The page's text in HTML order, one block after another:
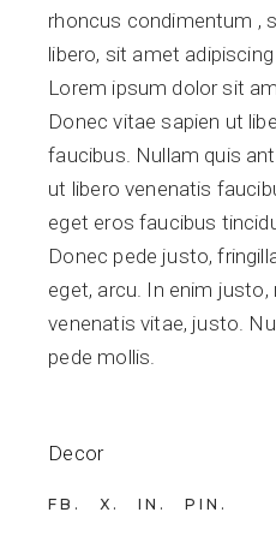
rhoncus condimentum ,
libero, sit amet
Lorem ipsum dolor sit
Donec vitae sapien ut
faucibus. Nullam quis
ut libero venenatis
eget eros faucibus
Donec pede justo,
eget, arcu. In enim
venenatis vitae, justo.
pede mollis.
Decor
FB X IN PIN